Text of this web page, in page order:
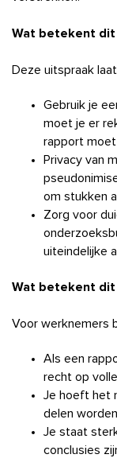
Wat betekent dit
Deze uitspraak
Gebruik je
moet je er
rapport moet
Privacy van
om stukken
Zorg voor
uiteindelijke
Wat betekent dit
Voor werknemers
Als een
recht op
Je hoeft het
delen
Je staat
conclusies